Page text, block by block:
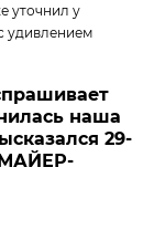
уточнил у
удивлением
наша
29-